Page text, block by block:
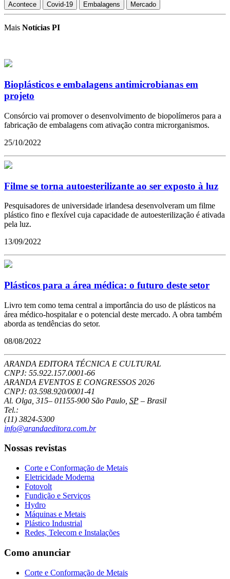
Acontece Covid-19 Embalagens Mercado
Mais Notícias PI
Bioplásticos e embalagens antimicrobianas em
projeto
Consórcio vai promover o desenvolvimento de biopolímeros para a
fabricação de embalagens com ativação contra microrganismos.
25/10/2022
Filme se torna autoesterilizante ao ser exposto à luz
Pesquisadores de universidade irlandesa desenvolveram um filme
plástico fino e flexível cuja capacidade de autoesterilização é ativada
pela luz.
13/09/2022
Plásticos para a área médica: o futuro deste setor
Livro tem como tema central a importância do uso de plásticos na
área médico-hospitalar e o potencial deste mercado. A obra também
aborda as tendências do setor.
08/08/2022
ARANDA EDITORA TÉCNICA E CULTURAL
CNPJ: 55.922.157.0001-66
ARANDA EVENTOS E CONGRESSOS 2026
CNPJ: 03.598.920/0001-41
Al. Olga, 315– 01155-900 São Paulo SP – Brasil
Tel.:
(11) 3824-5300
info@arandaeditora.com.br
Nossas revistas
Corte e Conformação de Metais
Eletricidade Moderna
Fotovolt
Fundição e Serviços
Hydro
Máquinas e Metais
Plástico Industrial
Redes, Telecom e Instalações
Como anunciar
Corte e Conformação de Metais